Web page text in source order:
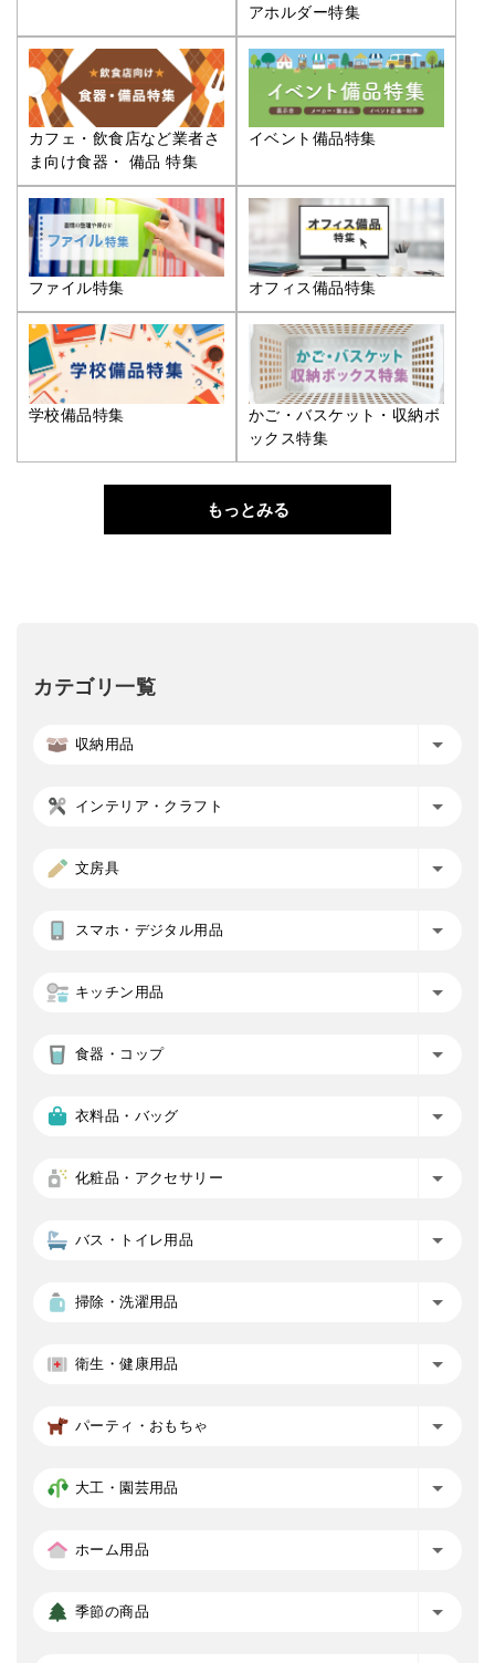
アホルダー特集
カフェ・飲食店など業者さ
ま向け食器・ 備品 特集
イベント備品特集
ファイル特集 オフィス備品特集
学校備品特集
かご・バスケット・収納ボ
ックス特集
もっとみる
カテゴリ一覧
収納用品
インテリア・クラフト
文房具
スマホ・デジタル用品
キッチン用品
食器・コップ
衣料品・バッグ
化粧品・アクセサリー
バス・トイレ用品
掃除・洗濯用品
衛生・健康用品
パーティ・おもちゃ
大工・園芸用品
ホーム用品
季節の商品